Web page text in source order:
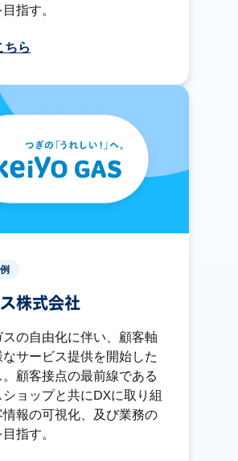
指す。
ちら
株式会社
の自由化に伴い、顧客軸
サービス提供を開始した
顧客接点の最前線である
ョップと共にDXに取り組
報の可視化、及び業務の
指す。